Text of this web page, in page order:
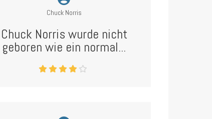
Chuck Norris
Chuck Norris wurde nicht
geboren wie ein normal...